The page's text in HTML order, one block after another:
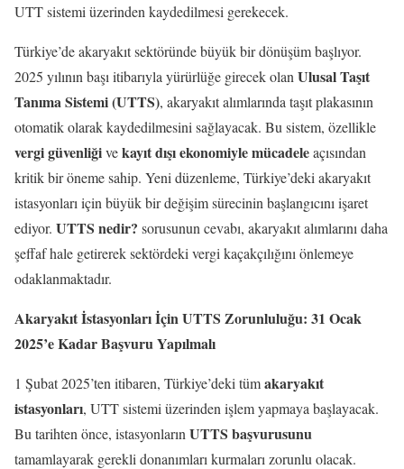
UTT sistemi üzerinden kaydedilmesi gerekecek.
Türkiye’de akaryakıt sektöründe büyük bir dönüşüm başlıyor.
2025 yılının başı itibarıyla yürürlüğe girecek olan Ulusal Taşıt
Tanıma Sistemi (UTTS), akaryakıt alımlarında taşıt plakasının
otomatik olarak kaydedilmesini sağlayacak. Bu sistem, özellikle
vergi güvenliğivekayıt dışı ekonomiyle mücadeleaçısından
kritik bir öneme sahip. Yeni düzenleme, Türkiye’deki akaryakıt
istasyonları için büyük bir değişim sürecinin başlangıcını işaret
ediyor. UTTS nedir? sorusunun cevabı, akaryakıt alımlarını daha
şeffaf hale getirerek sektördeki vergi kaçakçılığını önlemeye
odaklanmaktadır.
Akaryakıt İstasyonları İçin UTTS Zorunluluğu: 31 Ocak
2025’e Kadar Başvuru Yapılmalı
1 Şubat 2025’ten itibaren, Türkiye’deki tümakaryakıt
istasyonları, UTT sistemi üzerinden işlem yapmaya başlayacak.
Bu tarihten önce, istasyonların UTTS başvurusunu
tamamlayarak gerekli donanımları kurmaları zorunlu olacak.